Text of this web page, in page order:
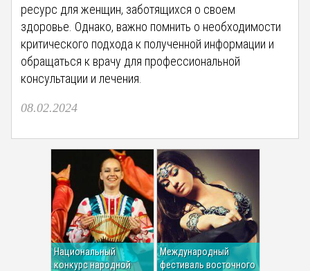
ресурс для женщин, заботящихся о своем
здоровье. Однако, важно помнить о необходимости
критического подхода к полученной информации и
обращаться к врачу для профессиональной
консультации и лечения.
08.02.2024
Национальный
конкурс народной
Международный
фестиваль восточного